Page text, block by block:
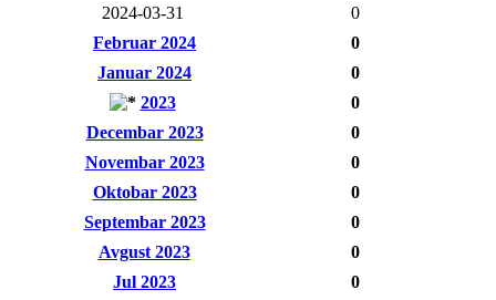
2024-03-31
0
Februar 2024
0
Januar 2024
0
2023
0
Decembar 2023
0
Novembar 2023
0
Oktobar 2023
0
Septembar 2023
0
Avgust 2023
0
Jul 2023
0